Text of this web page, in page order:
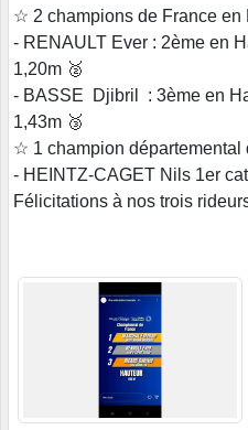
☆ 2 champions de France en
- RENAULT Ever : 2ème en
1,20m 🥈
- BASSE Djibril : 3ème en
1,43m 🥉
☆ 1 champion départemental
- HEINTZ-CAGET Nils 1er
Félicitations à nos trois